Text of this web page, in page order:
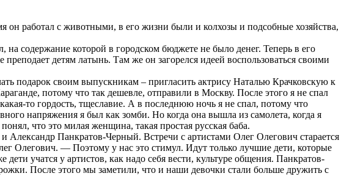
он работал с животными, в его жизни были и колхозы и подсобные хозяйства,
содержание которой в городском бюджете не было денег. Теперь в его
детям латынь. Там же он загорелся идеей воспользоваться своими
подарок своим выпускникам – пригласить актрису Наталью Крачковскую к
потому что так дешевле, отправили в Москву. После этого я не спал
то гордость, тщеславие. А в последнюю ночь я не спал, потому что
напряжения я был как зомби. Но когда она вышла из самолета, когда я
что это милая женщина, такая простая русская баба.
Панкратов-Черный. Встречи с артистами Олег Олегович старается
Олегович. — Поэтому у нас это стимул. Идут только лучшие дети, которые
учатся у артистов, как надо себя вести, культуре общения. Панкратов-
После этого мы заметили, что и наши девочки стали больше дружить с